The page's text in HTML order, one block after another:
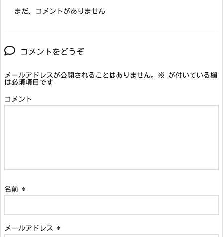
まだ、コメントがありません
コメントをどうぞ
メールアドレスが公開されることはありません。 ※ が付いている欄
は必須項目です
コメント
名前 *
メールアドレス *